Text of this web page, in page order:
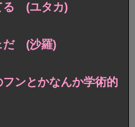
る (ユタカ)
だ (沙羅)
ンとかなんか学術的